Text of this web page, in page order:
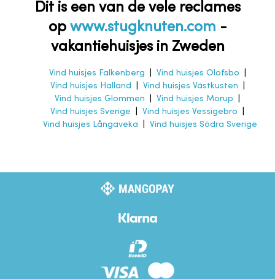
Dit is een van de vele reclames
op www.stugknuten.com -
vakantiehuisjes in Zweden
Vind huisjes Falkenberg Vind huisjes Olofsbo
Vind huisjes Halland
Vind huisjes Västkusten
Vind huisjes Glommen
Vind huisjes Morup
Vind huisjes Sverige
Vind huisjes Vessigebro
Vind huisjes Långaveka
Vind huisjes Södra Sverige